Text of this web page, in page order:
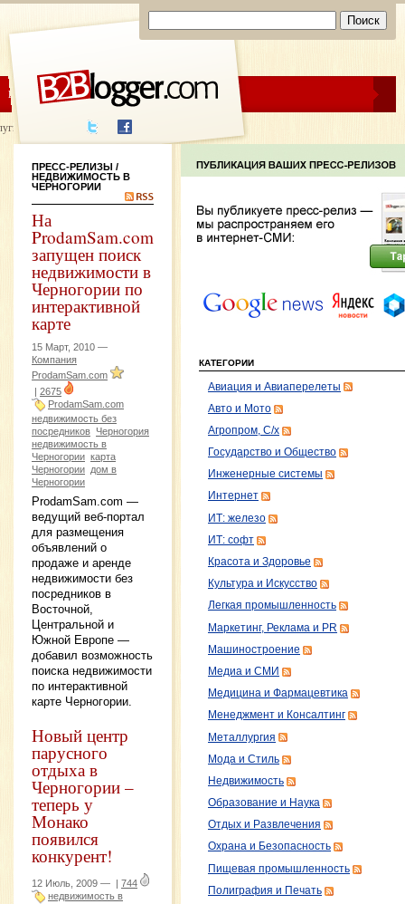
ЦЕНЫ ПОМОЩЬ
написания
ПРЕСС-РЕЛИЗЫ /
НЕДВИЖИМОСТЬ В
ЧЕРНОГОРИИ
На
ProdamSam.com
запущен поиск
недвижимости в
Черногории по
интерактивной
карте
15 Март, 2010 —
Компания
ProdamSam.com
| 2675
ProdamSam.com
недвижимость без
посредников Черногория
недвижимость в
Черногории карта
Черногории дом в
Черногории
ProdamSam.com —
ведущий веб-портал
для размещения
объявлений о
продаже и аренде
недвижимости без
посредников в
Восточной,
Центральной и
Южной Европе —
добавил возможность
поиска недвижимости
по интерактивной
карте Черногории.
Новый центр
парусного
отдыха в
Черногории –
теперь у
Монако
появился
конкурент!
12 Июль, 2009 — | 744
недвижимость в
КАТЕГОРИИ
Авиация и Авиаперелеты
Авто и Мото
Агропром, С/х
Государство и Общество
Инженерные системы
Интернет
ИТ: железо
ИТ: софт
Красота и Здоровье
Культура и Искусство
Легкая промышленность
Маркетинг, Реклама и PR
Машиностроение
Медиа и СМИ
Медицина и Фармацевтика
Менеджмент и Консалтинг
Металлургия
Мода и Стиль
Недвижимость
Образование и Наука
Отдых и Развлечения
Охрана и Безопасность
Пищевая промышленность
Полиграфия и Печать